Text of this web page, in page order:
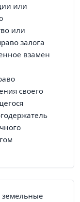
или
или
залога
взамен
своего
земельные